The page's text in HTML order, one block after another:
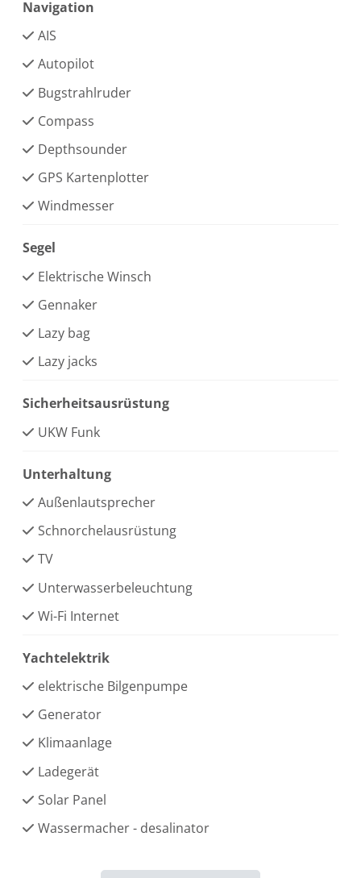
Navigation
AIS
Autopilot
Bugstrahlruder
Compass
Depthsounder
GPS Kartenplotter
Windmesser
Segel
Elektrische Winsch
Gennaker
Lazy bag
Lazy jacks
Sicherheitsausrüstung
UKW Funk
Unterhaltung
Außenlautsprecher
Schnorchelausrüstung
TV
Unterwasserbeleuchtung
Wi-Fi Internet
Yachtelektrik
elektrische Bilgenpumpe
Generator
Klimaanlage
Ladegerät
Solar Panel
Wassermacher - desalinator